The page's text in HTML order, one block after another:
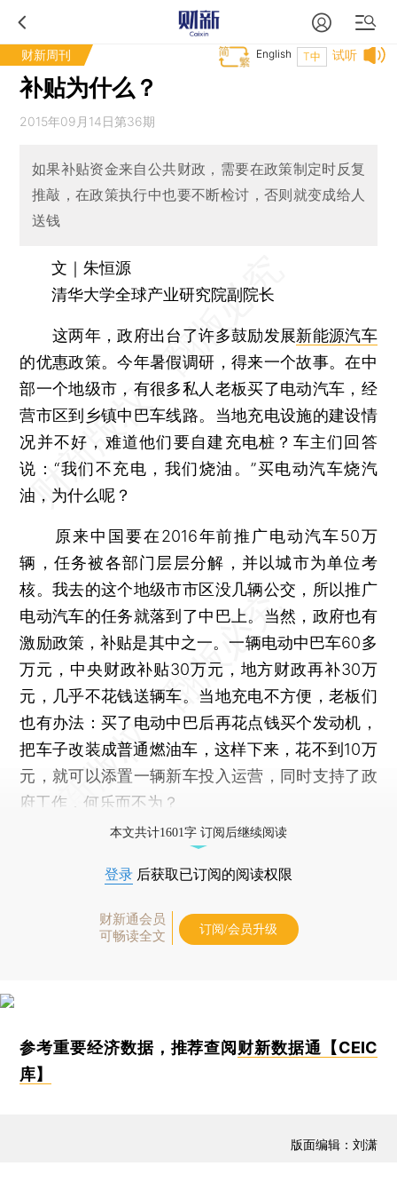
财新周刊 试听
T中
English
补贴为什么？
2015年09月14日第36期
如果补贴资金来自公共财政，需要在政策制定时反复
推敲，在政策执行中也要不断检讨，否则就变成给人
送钱
文｜朱恒源
清华大学全球产业研究院副院长
这两年，政府出台了许多鼓励发展新能源汽车
的优惠政策。今年暑假调研，得来一个故事。在中
部一个地级市，有很多私人老板买了电动汽车，经
营市区到乡镇中巴车线路。当地充电设施的建设情
况并不好，难道他们要自建充电桩？车主们回答
说：“我们不充电，我们烧油。”买电动汽车烧汽
油，为什么呢？
原来中国要在2016年前推广电动汽车50万
辆，任务被各部门层层分解，并以城市为单位考
核。我去的这个地级市市区没几辆公交，所以推广
电动汽车的任务就落到了中巴上。当然，政府也有
激励政策，补贴是其中之一。一辆电动中巴车60多
万元，中央财政补贴30万元，地方财政再补30万
元，几乎不花钱送辆车。当地充电不方便，老板们
也有办法：买了电动中巴后再花点钱买个发动机，
把车子改装成普通燃油车，这样下来，花不到10万
元，就可以添置一辆新车投入运营，同时支持了政
府工作，何乐而不为？
本文共计1601字 订阅后继续阅读
登录 后获取已订阅的阅读权限
财新通会员
可畅读全文
订阅/会员升级
参考重要经济数据，推荐查阅 财新数据通【CEIC
库】
版面编辑：刘潇